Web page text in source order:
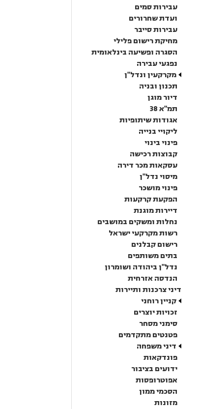
עבירות סמים
ועדת שחרורים
עבירות סייבר
מחיקת רישום פלילי
הסגרה ופשיעה בינלאומית
נפגעי עבירה
מקרקעין ונדל"ן
תכנון ובניה
דיור מוגן
תמ"א 38
אגודות שיתופיות
ליקויי בנייה
פינוי בינוי
קבוצות רכישה
עסקאות מכר דירה
מיסוי נדל"ן
פינוי מושכר
הפקעת קרקעות
דיירות מוגנת
נחלות ומשקים במושבים
רשות מקרקעי ישראל
רישום קבלנים
בתים משותפים
נדל"ן ביהודה ושומרון
הנדסה אזרחית
דיני צרכנות ותיירות
קניין רוחני
זכויות יוצרים
סימני מסחר
פטנטים מתקדמים
דיני משפחה
פונדקאות
ידועים בציבור
אפוטרופסות
הסכמי ממון
מזונות